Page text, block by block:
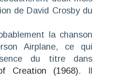
de David Crosby du
la chanson
Airplane, ce qui
du titre dans
Creation (1968). Il